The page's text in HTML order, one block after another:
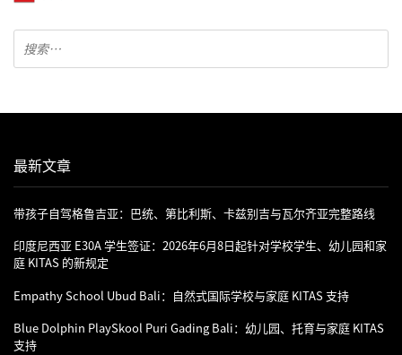
最新文章
带孩子自驾格鲁吉亚：巴统、第比利斯、卡兹别吉与瓦尔齐亚完整路线
印度尼西亚 E30A 学生签证：2026年6月8日起针对学校学生、幼儿园和家
庭 KITAS 的新规定
Empathy School Ubud Bali：自然式国际学校与家庭 KITAS 支持
Blue Dolphin PlaySkool Puri Gading Bali：幼儿园、托育与家庭 KITAS
支持